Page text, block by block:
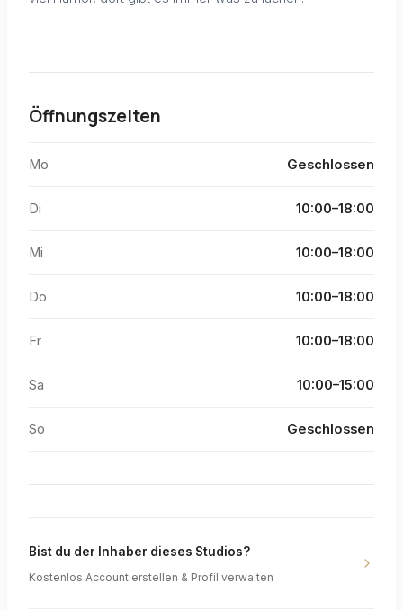
Öffnungszeiten
Mo Geschlossen
Di 10:00–18:00
Mi 10:00–18:00
Do 10:00–18:00
Fr 10:00–18:00
Sa 10:00–15:00
So Geschlossen
Bist du der Inhaber dieses Studios?
Kostenlos Account erstellen & Profil verwalten